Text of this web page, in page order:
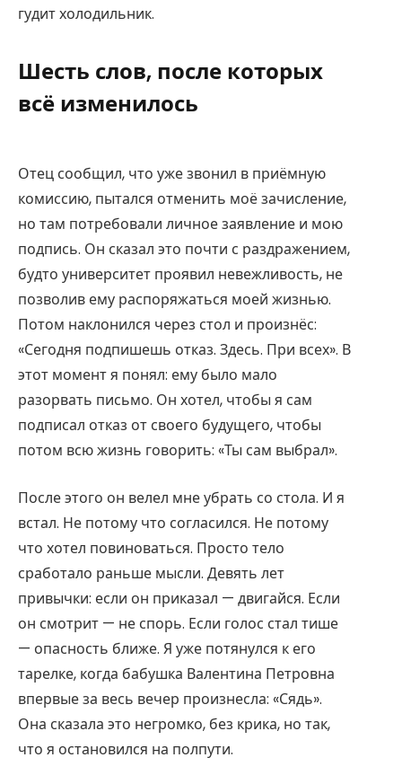
гудит холодильник.
Шесть слов, после которых
всё изменилось
Отец сообщил, что уже звонил в приёмную
комиссию, пытался отменить моё зачисление,
но там потребовали личное заявление и мою
подпись. Он сказал это почти с раздражением,
будто университет проявил невежливость, не
позволив ему распоряжаться моей жизнью.
Потом наклонился через стол и произнёс:
«Сегодня подпишешь отказ. Здесь. При всех». В
этот момент я понял: ему было мало
разорвать письмо. Он хотел, чтобы я сам
подписал отказ от своего будущего, чтобы
потом всю жизнь говорить: «Ты сам выбрал».
После этого он велел мне убрать со стола. И я
встал. Не потому что согласился. Не потому
что хотел повиноваться. Просто тело
сработало раньше мысли. Девять лет
привычки: если он приказал — двигайся. Если
он смотрит — не спорь. Если голос стал тише
— опасность ближе. Я уже потянулся к его
тарелке, когда бабушка Валентина Петровна
впервые за весь вечер произнесла: «Сядь».
Она сказала это негромко, без крика, но так,
что я остановился на полпути.